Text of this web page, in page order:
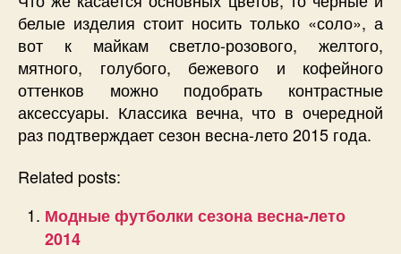
белые изделия стоит носить только «соло», а
вот к майкам светло-розового, желтого,
мятного, голубого, бежевого и кофейного
оттенков можно подобрать контрастные
аксессуары. Классика вечна, что в очередной
раз подтверждает сезон весна-лето 2015 года.
Related posts:
Модные футболки сезона весна-лето
2014